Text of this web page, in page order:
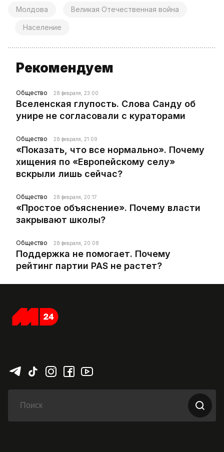
Молдова Великая Отечественная война
Население
Рекомендуем
Общество 28 февраля, 23:00
Вселенская глупость. Слова Санду об
унире не согласовали с кураторами
Общество 28 февраля, 21:09
«Показать, что все нормально». Почему
хищения по «Европейскому селу»
вскрыли лишь сейчас?
Общество 28 февраля, 20:17
«Простое объяснение». Почему власти
закрывают школы?
Общество 28 февраля, 20:08
Поддержка не помогает. Почему
рейтинг партии PAS не растет?